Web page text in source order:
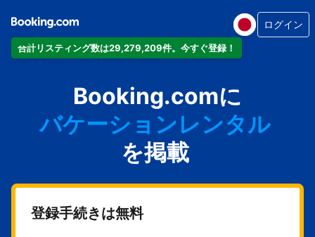
合計リスティング数は29,279,209件。今すぐ登録！
ログイン
Booking.comに
アパートメント
ホテル
バケーションレンタル
ゲストハウス
旅館
を掲載
登録手続きは無料